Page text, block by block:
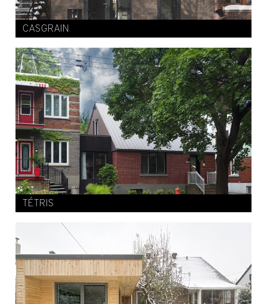
CASGRAIN
TÉTRIS